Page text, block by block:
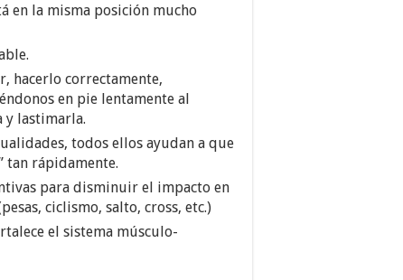
en la misma posición mucho
hacerlo correctamente,
en pie lentamente al
y lastimarla.
todos ellos ayudan a que
tan rápidamente.
para disminuir el impacto en
ciclismo, salto, cross, etc.)
el sistema músculo-